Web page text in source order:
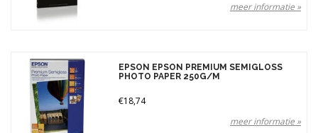
meer informatie »
EPSON EPSON PREMIUM SEMIGLOSS
PHOTO PAPER 250G/M
€18,74
meer informatie »